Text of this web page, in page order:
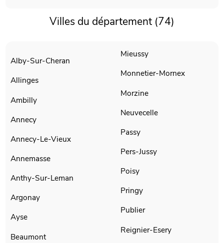
Villes du département (74)
Alby-Sur-Cheran
Allinges
Ambilly
Annecy
Annecy-Le-Vieux
Annemasse
Anthy-Sur-Leman
Argonay
Ayse
Beaumont
Mieussy
Monnetier-Mornex
Morzine
Neuvecelle
Passy
Pers-Jussy
Poisy
Pringy
Publier
Reignier-Esery